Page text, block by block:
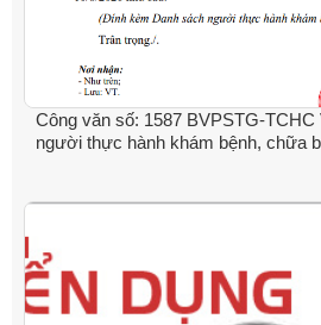
Công văn số: 1587 BVPSTG-
người thực hành khám bệnh, chữa